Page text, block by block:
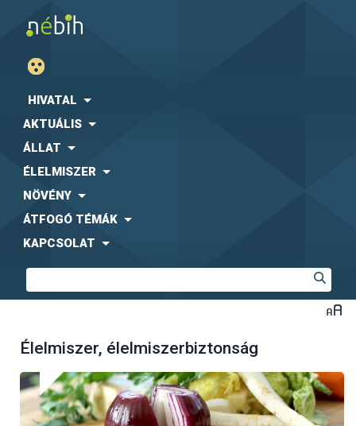
HIVATAL
AKTUÁLIS
ÁLLAT
ÉLELMISZER
NÖVÉNY
ÁTFOGÓ TÉMÁK
KAPCSOLAT
Élelmiszer, élelmiszerbiztonság